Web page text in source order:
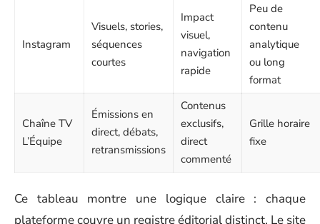
Instagram
Visuels, stories,
séquences
courtes
Impact
visuel,
navigation
rapide
Peu de
contenu
analytique
ou long
format
Chaîne TV
L’Équipe
Émissions en
direct, débats,
retransmissions
Contenus
exclusifs,
direct
commenté
Grille horaire
fixe
Ce tableau montre une logique claire : chaque
plateforme couvre un registre éditorial distinct. Le site